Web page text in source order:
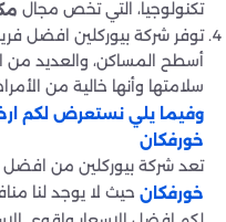
تكنولوجيا، التي تخص مجال
توفر شركة بيوركلين
أسطح المساكن، والعديد من
سلامتها وأنها خالية من
وفيما يلي نستعرض لكم
خورفكان
تعد شركة بيوركلين من افضل
خورفكان حيث لا يوجد لنا